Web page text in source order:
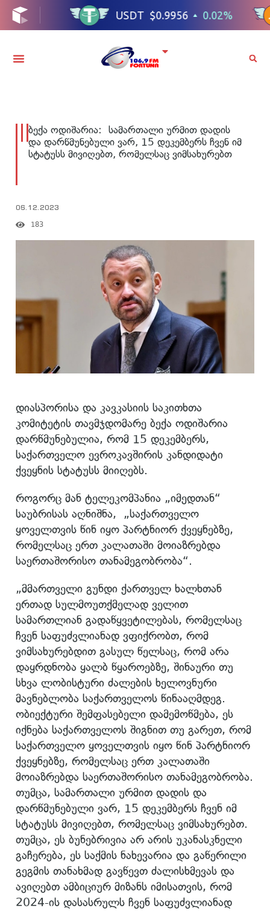
ბექა ოდიშარია: სამართალი ურმით დადის
და დარწმუნებული ვარ, 15 დეკემბერს ჩვენ იმ
სტატუსს მივიღებთ, რომელსაც ვიმსახურებთ
06.12.2023
183
დიასპორისა და კავკასიის საკითხთა
კომიტეტის თავმჯდომარე ბექა ოდიშარია
დარწმუნებულია, რომ 15 დეკემბერს,
საქართველო ევროკავშირის კანდიდატი
ქვეყნის სტატუსს მიიღებს.
როგორც მან ტელეკომპანია „იმედთან“
საუბრისას აღნიშნა, „საქართველო
ყოველთვის წინ იყო პარტნიორ ქვეყნებზე,
რომელსაც ერთ კალათაში მოიაზრებდა
საერთაშორისო თანამეგობრობა“.
„მმართველი გუნდი ქართველ ხალხთან
ერთად სულმოუთქმელად ველით
სამართლიან გადაწყვეტილებას, რომელსაც
ჩვენ საფუძვლიანად ვფიქრობთ, რომ
ვიმსახურებდით გასულ წელსაც, რომ არა
დაყრდნობა ყალბ წყაროებზე, შინაური თუ
სხვა ლობისტური ძალების ხელოვნური
მავნებლობა საქართველოს წინააღმდეგ.
ობიექტური შემფასებელი დამემოწმება, ეს
იქნება საქართველოს შიგნით თუ გარეთ, რომ
საქართველო ყოველთვის იყო წინ პარტნიორ
ქვეყნებზე, რომელსაც ერთ კალათაში
მოიაზრებდა საერთაშორისო თანამეგობრობა.
თუმცა, სამართალი ურმით დადის და
დარწმუნებული ვარ, 15 დეკემბერს ჩვენ იმ
სტატუსს მივიღებთ, რომელსაც ვიმსახურებთ.
თუმცა, ეს ბუნებრივია არ არის უკანასკნელი
გაჩერება, ეს საქმის ნახევარია და გაწერილი
გეგმის თანახმად გავწევთ ძალისხმევას და
ავიღებთ ამბიციურ მიზანს იმისათვის, რომ
2024-ის დასასრულს ჩვენ საფუძვლიანად